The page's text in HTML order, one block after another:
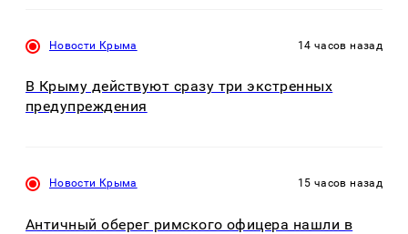
Новости Крыма 14 часов назад
В Крыму действуют сразу три экстренных
предупреждения
Новости Крыма 15 часов назад
Античный оберег римского офицера нашли в